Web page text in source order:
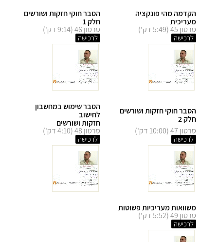
הקדמה מהי פונקציה
מעריכית
סרטון 45 (5:49 דק')
לרכישה
הסבר חוקי חזקות ושורשים
חלק 1
סרטון 46 (9:14 דק')
לרכישה
הסבר חוקי חזקות ושורשים
חלק 2
סרטון 47 (10:00 דק')
לרכישה
הסבר שימוש במחשבון
לחישוב
חזקות ושורשים
סרטון 48 (4:10 דק')
לרכישה
משוואות מעריכיות פשוטות
סרטון 49 (5:52 דק')
לרכישה